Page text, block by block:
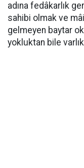
adına fedâkarlık
sahibi olmak ve
gelmeyen baytar
yokluktan bile